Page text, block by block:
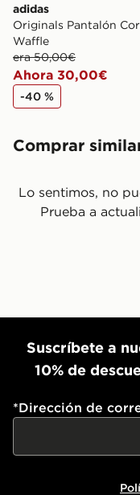
adidas
Originals Pantalón
Waffle
era 50,00€
Ahora 30,00€
-40 %
Comprar
Lo sentimos, no
Prueba a
Suscríbete a
10% de
*Dirección de